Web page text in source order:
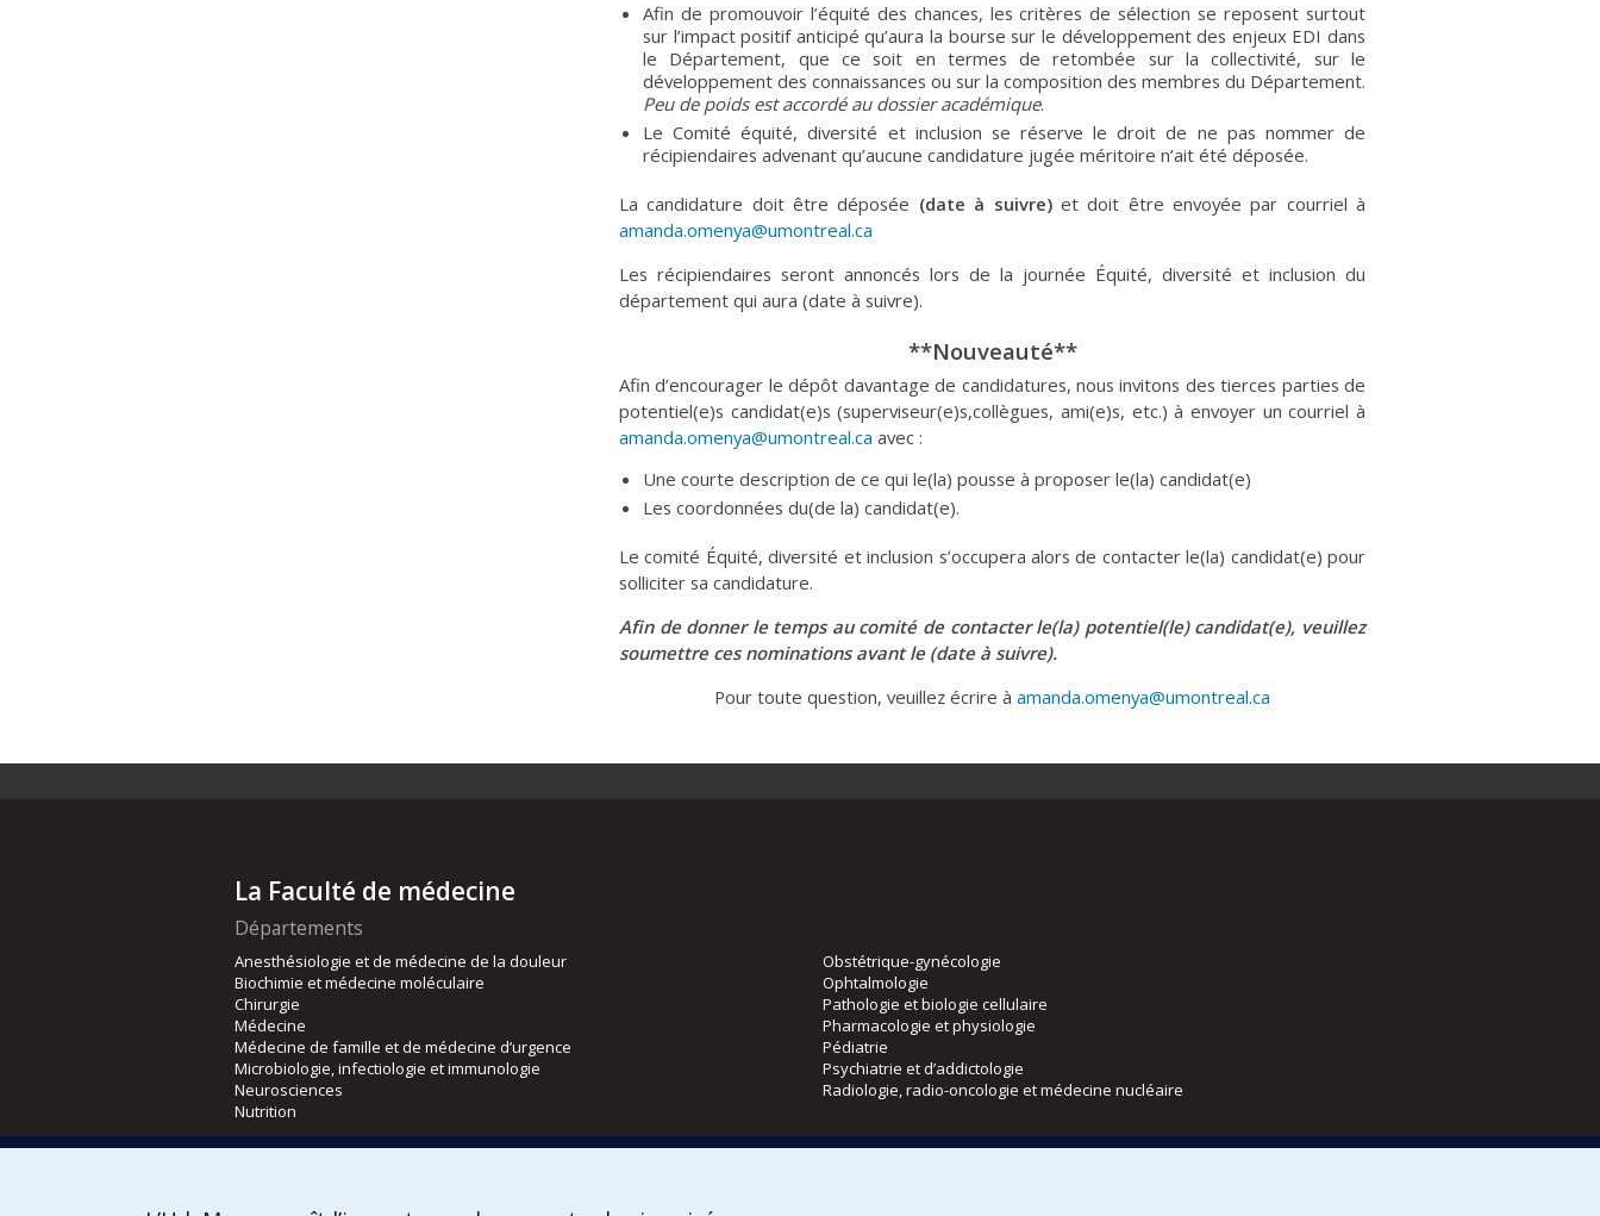
Afin de promouvoir l’équité des chances, les critères de sélection se reposent surtout
sur l’impact positif anticipé qu’aura la bourse sur le développement des enjeux EDI dans
le Département, que ce soit en termes de retombée sur la collectivité, sur le
développement des connaissances ou sur la composition des membres du Département.
Peu de poids est accordé au dossier académique.
Le Comité équité, diversité et inclusion se réserve le droit de ne pas nommer de
récipiendaires advenant qu’aucune candidature jugée méritoire n’ait été déposée.
La candidature doit être déposée (date à suivre)et doit être envoyée par courriel à
amanda.omenya@umontreal.ca
Les récipiendaires seront annoncés lors de la journée Équité, diversité et inclusion du
département qui aura (date à suivre).
**Nouveauté**
Afin d’encourager le dépôt davantage de candidatures, nous invitons des tierces parties de
potentiel(e)s candidat(e)s (superviseur(e)s,collègues, ami(e)s, etc.) à envoyer un courriel à
amanda.omenya@umontreal.ca avec :
Une courte description de ce qui le(la) pousse à proposer le(la) candidat(e)
Les coordonnées du(de la) candidat(e).
Le comité Équité, diversité et inclusion s’occupera alors de contacter le(la) candidat(e) pour
solliciter sa candidature.
Afin de donner le temps au comité de contacter le(la) potentiel(le) candidat(e), veuillez
soumettre ces nominations avant le (date à suivre).
Pour toute question, veuillez écrire à amanda.omenya@umontreal.ca
La Faculté de médecine
Départements
Anesthésiologie et de médecine de la douleur
Biochimie et médecine moléculaire
Chirurgie
Médecine
Médecine de famille et de médecine d’urgence
Microbiologie, infectiologie et immunologie
Neurosciences
Nutrition
Obstétrique-gynécologie
Ophtalmologie
Pathologie et biologie cellulaire
Pharmacologie et physiologie
Pédiatrie
Psychiatrie et d’addictologie
Radiologie, radio-oncologie et médecine nucléaire